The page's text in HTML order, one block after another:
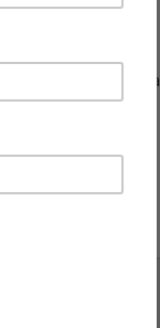
dohodak građana
- 77%, a gradu
u iznosu od 4,8